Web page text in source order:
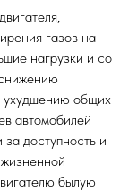
газов на
нагрузки и со
ухудшению общих
автомобилей
доступность и
былую